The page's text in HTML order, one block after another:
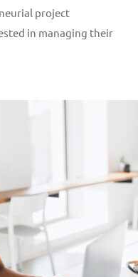
project
in managing their